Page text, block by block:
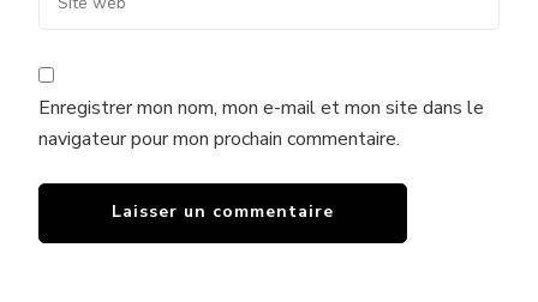
Enregistrer mon nom, mon e-mail et mon site dans le
navigateur pour mon prochain commentaire.